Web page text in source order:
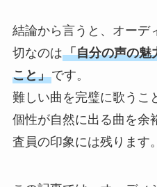
結論から言うと、オーデ
切なのは「自分の声の魅
こと」です。
難しい曲を完璧に歌うこ
個性が自然に出る曲を余
査員の印象には残ります。